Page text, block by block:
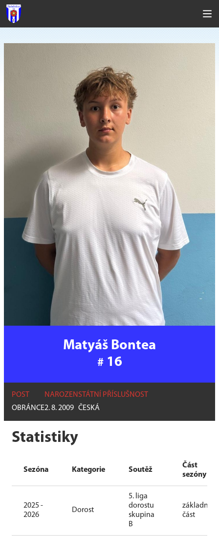
Matyáš Bontea
# 16
POST
OBRÁNCE
NAROZEN
2. 8. 2009
STÁTNÍ PŘÍSLUŠNOST
ČESKÁ
Statistiky
Sezóna Kategorie Soutěž
Část
sezóny
2025 -
2026
Dorost
5. liga
dorostu
skupina
B
základní
část